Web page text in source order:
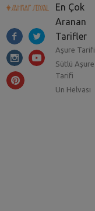
En Çok
Aranan
Tarifler
Aşure Tarifi
Sütlü Aşure
Tarifi
Un Helvası